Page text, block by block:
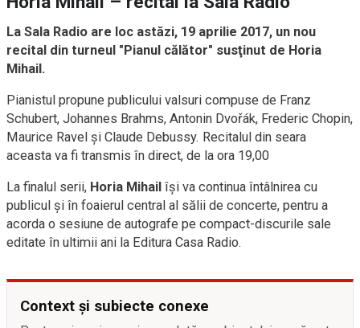
La Sala Radio are loc astăzi, 19 aprilie 2017, un nou
recital din turneul "Pianul călător" susţinut de Horia
Mihail.
Pianistul propune publicului valsuri compuse de Franz
Schubert, Johannes Brahms, Antonin Dvořák, Frederic Chopin,
Maurice Ravel şi Claude Debussy. Recitalul din seara
aceasta va fi transmis în direct, de la ora 19,00
La finalul serii, Horia Mihail îşi va continua întâlnirea cu
publicul şi în foaierul central al sălii de concerte, pentru a
acorda o sesiune de autografe pe compact-discurile sale
editate în ultimii ani la Editura Casa Radio.
Context și subiecte conexe